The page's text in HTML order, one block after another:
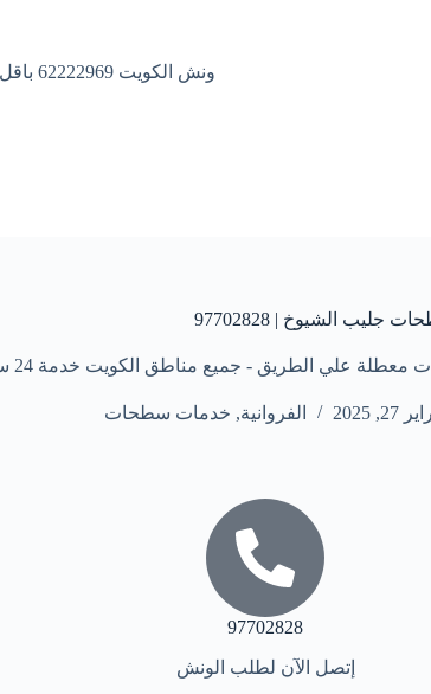
ونش الكويت 62222969 باقل الاسعار
جليب الشيوخ | 97702828
- جميع مناطق الكويت خدمة 24 ساعة علي مدار الأسبوع
27, 2025 الفروانية, خدمات سطحات
97702828
إتصل الآن لطلب الونش